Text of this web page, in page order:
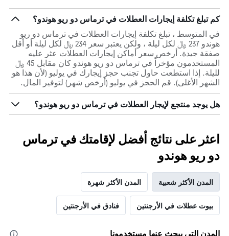
كم تبلغ تكلفة إيجارات العطلات في ترماس دو ريو هوندو؟
في المتوسط ، تبلغ تكلفة إيجارات العطلات في ترماس دو ريو
هوندو 237 ﷼ لكل ليلة ، ولكن يعتبر سعر 234 ﷼ لكل ليلة أو أقل
صفقة جيدة. أرخص سعر أماكن إيجارات العطلات عثر عليه
المستخدمون مؤخراً في ترماس دو ريو هوندو كان مقابل 45 ﷼
لليلة. إذا استطعت حاول تجنب حجز إيجارك في يوليو (لأن هذا هو
الشهر الأغلى). قم الحجز في يوليو (أرخص شهر) لتوفير المال.
هل يوجد منتجع لإيجار العطلات في ترماس دو ريو هوندو؟
اعثر على نتائج أفضل لإقامتك في ترماس
دو ريو هوندو
المدن الأكثر شعبية المدن الأكثر شهرة
بيوت عطلات في الأرجنتين فنادق في الأرجنتين
المدن التي يبحث عنها مستخدمونا